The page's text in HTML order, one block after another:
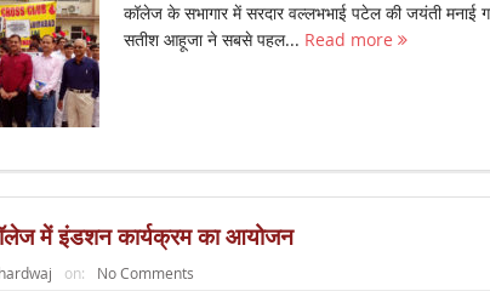
कॉलेज के सभागार में सरदार वल्लभभाई पटेल की जयंती मनाई
सतीश आहूजा ने सबसे पहल... Read more
में इंडशन कार्यक्रम का आयोजन
on: No Comments